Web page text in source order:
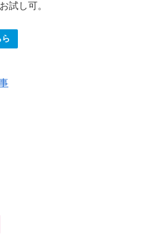
試し可。